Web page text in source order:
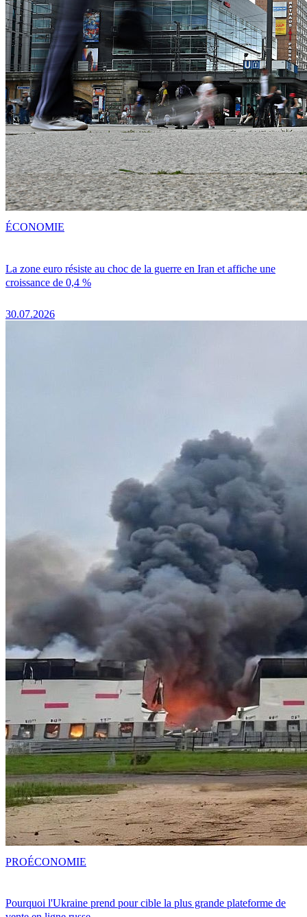
La zone euro résiste au choc de la guerre en Iran et affiche une
croissance de 0,4 %
30.07.2026
ÉCONOMIE
Pourquoi l'Ukraine prend pour cible la plus grande plateforme de
PROÉCONOMIE